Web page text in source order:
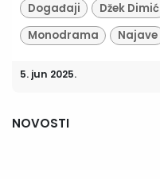
Događaji
Džek Dimić
Monodrama
Najave
5. jun 2025.
NOVOSTI